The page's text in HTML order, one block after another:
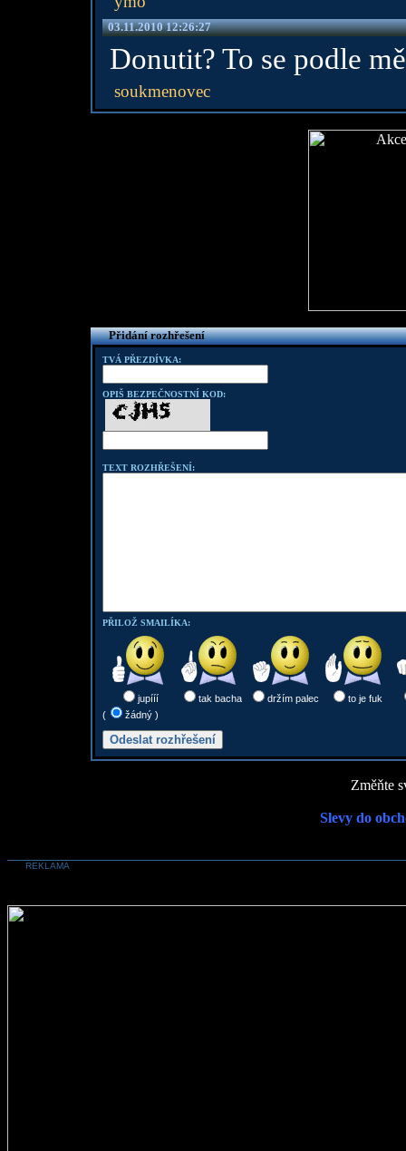
03.11.2010 12:26:27
Donutit? To se podle
soukmenovec
Přidání rozhřešení
TVÁ PŘEZDÍVKA:
OPIŠ BEZPEČNOSTNÍ KOD:
TEXT ROZHŘEŠENÍ:
PŘILOŽ SMAILÍKA:
jupííí tak bacha držím palec
to je fuk
(
žádný )
Změňte
Slevy do
REKLAMA